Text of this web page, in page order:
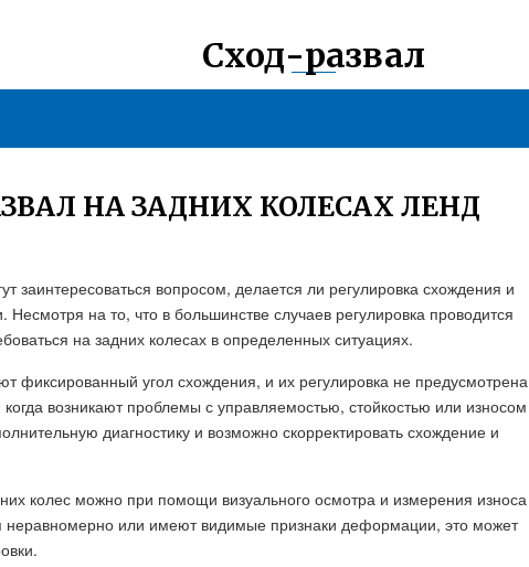
Сход-развал
НА ЗАДНИХ КОЛЕСАХ ЛЕНД
заинтересоваться вопросом, делается ли регулировка схождения и
на то, что в большинстве случаев регулировка проводится
на задних колесах в определенных ситуациях.
фиксированный угол схождения, и их регулировка не предусмотрена
возникают проблемы с управляемостью, стойкостью или износом
диагностику и возможно скорректировать схождение и
колес можно при помощи визуального осмотра и измерения износа
или имеют видимые признаки деформации, это может